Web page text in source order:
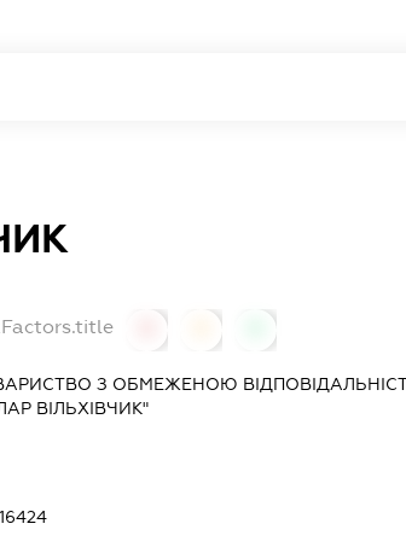
З ОБМЕЖЕНОЮ
ВІЛЬХІВЧИК"